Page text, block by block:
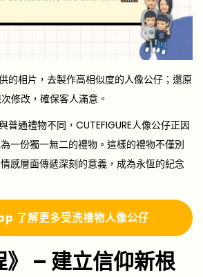
的相片，去製作高相似度的人像公仔；還原
修改，確保客人滿意。
普通禮物不同，CUTEFIGURE人像公仔正因
一份獨一無二的禮物。這樣的禮物不僅別
感層面傳遞深刻的意義，成為永恆的紀念
了解更多受洗禮物人像公仔
》 – 建立信仰新根